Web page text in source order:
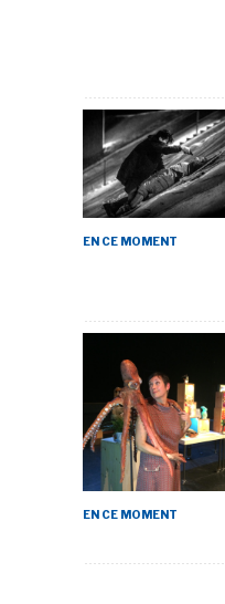
EN CE MOMENT
EN CE MOMENT